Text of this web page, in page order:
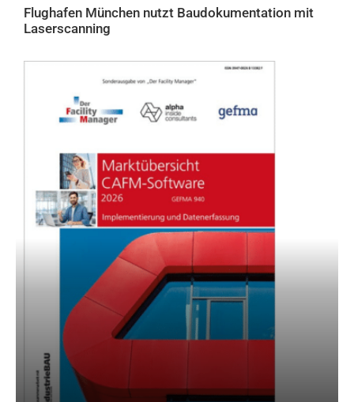
Flughafen München nutzt Baudokumentation mit
Laserscanning